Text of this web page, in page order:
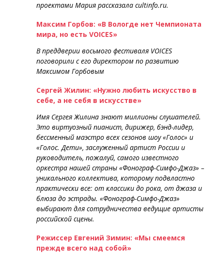
проектами Мария рассказала cultinfo.ru.
Максим Горбов: «В Вологде нет Чемпионата
мира, но есть VOICES»
В преддверии восьмого фестиваля VOICES
поговорили с его директором по развитию
Максимом Горбовым
Сергей Жилин: «Нужно любить искусство в
себе, а не себя в искусстве»
Имя Сергея Жилина знают миллионы слушателей.
Это виртуозный пианист, дирижер, бэнд-лидер,
бессменный маэстро всех сезонов шоу «Голос» и
«Голос. Дети», заслуженный артист России и
руководитель, пожалуй, самого известного
оркестра нашей страны «Фонограф-Симфо-Джаз» –
уникального коллектива, которому подвластно
практически все: от классики до рока, от джаза и
блюза до эстрады. «Фонограф-Симфо-Джаз»
выбирают для сотрудничества ведущие артисты
российской сцены.
Режиссер Евгений Зимин: «Мы смеемся
прежде всего над собой»